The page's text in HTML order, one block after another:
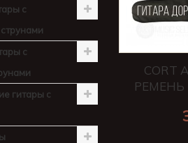
с
с
гитары с
CORT
РЕМЕНЬ